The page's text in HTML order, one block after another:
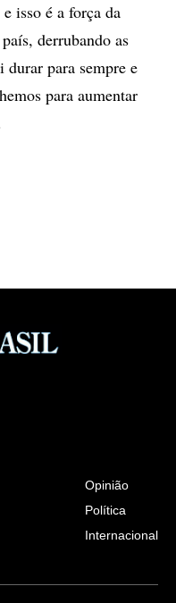
isso é a força da
derrubando as
durar para sempre e
para aumentar
Opinião
Política
Internacional